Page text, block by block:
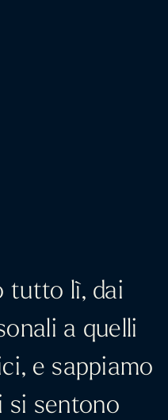
tutto lì, dai
a quelli
e sappiamo
si sentono